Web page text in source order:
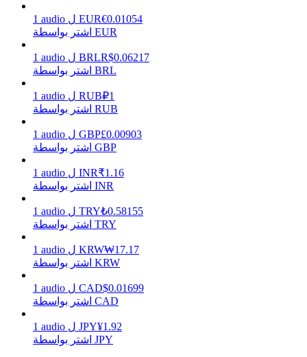
خنزير الطاقة
احصل على مكافآت تنافسية يوميًا
التوقيع المساحي
عوائد عالية والوصول الفوري
1 audio ل EUR€0.01054
اشتر بواسطة EUR
1 audio ل BRLR$0.06217
اشتر بواسطة BRL
1 audio ل RUB₽1
اشتر بواسطة RUB
1 audio ل GBP£0.00903
اشتر بواسطة GBP
1 audio ل INR₹1.16
اشتر بواسطة INR
1 audio ل TRY₺0.58155
اشتر بواسطة TRY
1 audio ل KRW₩17.17
اشتر بواسطة KRW
1 audio ل CAD$0.01699
اشتر بواسطة CAD
1 audio ل JPY¥1.92
اشتر بواسطة JPY